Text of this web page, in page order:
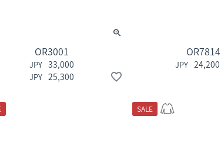
OR3001
33,000
25,300
OR7814
24,200
SALE